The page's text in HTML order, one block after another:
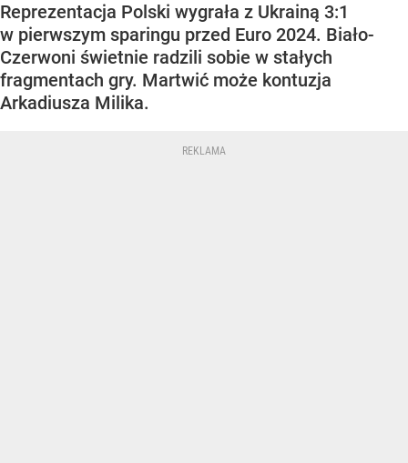
Reprezentacja Polski wygrała z Ukrainą 3:1
w pierwszym sparingu przed Euro 2024. Biało-
Czerwoni świetnie radzili sobie w stałych
fragmentach gry. Martwić może kontuzja
Arkadiusza Milika.